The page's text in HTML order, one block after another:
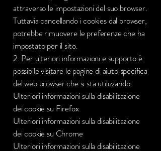
attraverso le impostazioni del suo browser.
Tuttavia cancellando i cookies dal browser,
potrebbe rimuovere le preferenze che ha
impostato per il sito.
2. Per ulteriori informazioni e supporto è
possibile visitare le pagine di aiuto specifica
del web browser che si sta utilizzando:
Ulteriori informazioni sulla disabilitazione
dei cookie su Firefox
Ulteriori informazioni sulla disabilitazione
dei cookie su Chrome
Ulteriori informazioni sulla disabilitazione